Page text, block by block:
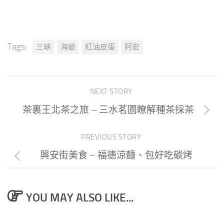
Tags: 三峽 海爺 紅油皮蛋 阿宏
NEXT STORY
茶裏王北茶之旅 – 三水茗園瞭解種茶採茶
PREVIOUS STORY
興安街美食 – 福德涼麵、包好吃碳烤
YOU MAY ALSO LIKE...